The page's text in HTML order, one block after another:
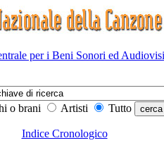
per i Beni Sonori ed
o brani
Artisti Tutto
Indice Cronologico